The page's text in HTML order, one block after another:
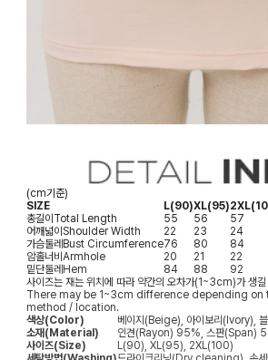
(cm기준)
SIZE
L(90)XL(95)
총길이 Total Length 55 56
57
어깨넓이 Shoulder Width 22 23
24
가슴둘레 Bust Circumference76 80
84
암홀너비 Armhole 20 21
22
밑단둘레 Hem 84 88
92
사이즈는 재는 위치에 따라 약간의 오차가(1~3cm)가 생길
There may be 1~3cm difference depending on
method / location.
색상(Color)
베이지(Beige), 아이보리(Ivory),
소재(Material)
인견(Rayon) 95%, 스판(Span)
사이즈(Size)
L(90), XL(95), 2XL(100)